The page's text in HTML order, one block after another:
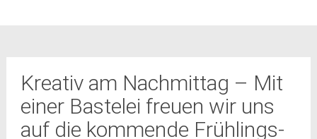
Kreativ am Nachmittag – Mit
einer Bastelei freuen wir uns
auf die kommende Frühlings-